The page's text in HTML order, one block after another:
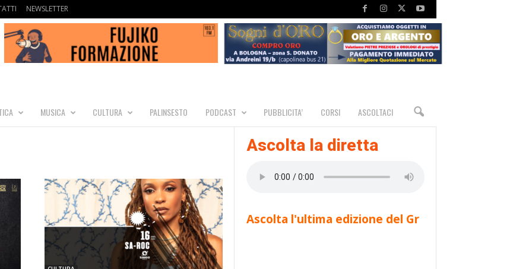
NEWSLETTER
MUSICA CULTURA PALINSESTO PODCAST PUBBLICITA’ CORSI ASCOLTACI
Ascolta la diretta
Ascolta l'ultima edizione del Gr